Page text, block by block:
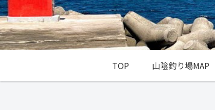
TOP 山陰釣り場MAP